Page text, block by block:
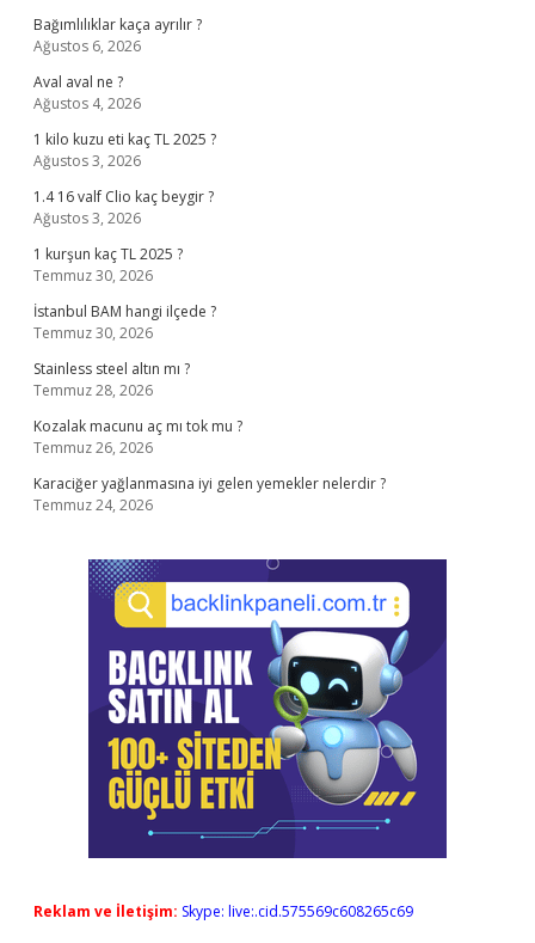
Bağımlılıklar kaça ayrılır ?
Ağustos 6, 2026
Aval aval ne ?
Ağustos 4, 2026
1 kilo kuzu eti kaç TL 2025 ?
Ağustos 3, 2026
1.4 16 valf Clio kaç beygir ?
Ağustos 3, 2026
1 kurşun kaç TL 2025 ?
Temmuz 30, 2026
İstanbul BAM hangi ilçede ?
Temmuz 30, 2026
Stainless steel altın mı ?
Temmuz 28, 2026
Kozalak macunu aç mı tok mu ?
Temmuz 26, 2026
Karaciğer yağlanmasına iyi gelen yemekler nelerdir ?
Temmuz 24, 2026
Reklam ve İletişim: Skype: live:.cid.575569c608265c69